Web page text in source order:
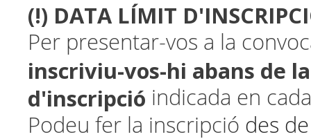
(!) DATA LÍMIT
Per presentar-vos a la
inscriviu-vos-hi abans de
d'inscripció indicada en
Podeu fer la inscripció des